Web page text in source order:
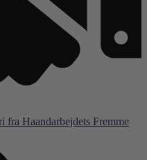
fra Haandarbejdets Fremme